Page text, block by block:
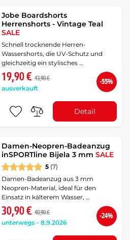
Jobe Boardshorts
Herrenshorts - Vintage Teal
SALE
Schnell trocknende Herren-
Wassershorts, die UV-Schutz und
gleichzeitig ein stylisches …
19,90 € 43,90 €
ausverkauft
-55%
Detail
Damen-Neopren-Badeanzug
inSPORTline Bijela 3 mmSALE
5 (7)
Damen-Badeanzug aus 3 mm
Neopren-Material, ideal für den
Einsatz in kälterem Wasser, …
30,90 € 40,90 €
unterwegs – 8.9.2026
-24%